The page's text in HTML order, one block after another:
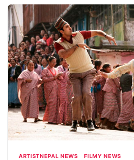
ARTISTNEPAL NEWS FILMY NEWS